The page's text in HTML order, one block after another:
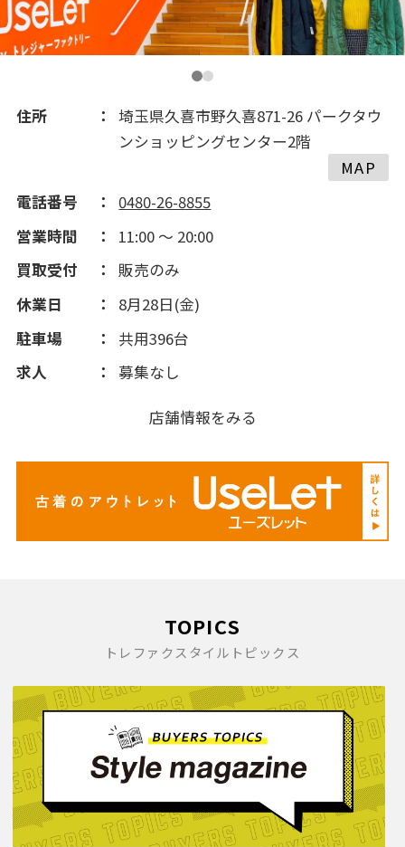
2013(18)
住所
埼玉県久喜市野久喜871-26 パークタウ
ンショッピングセンター2階
MAP
電話番号
0480-26-8855
営業時間
11:00 ～ 20:00
買取受付
販売のみ
休業日
8月28日(金)
駐車場
共用396台
求人
募集なし
店舗情報をみる
TOPICS
トレファクスタイルトピックス